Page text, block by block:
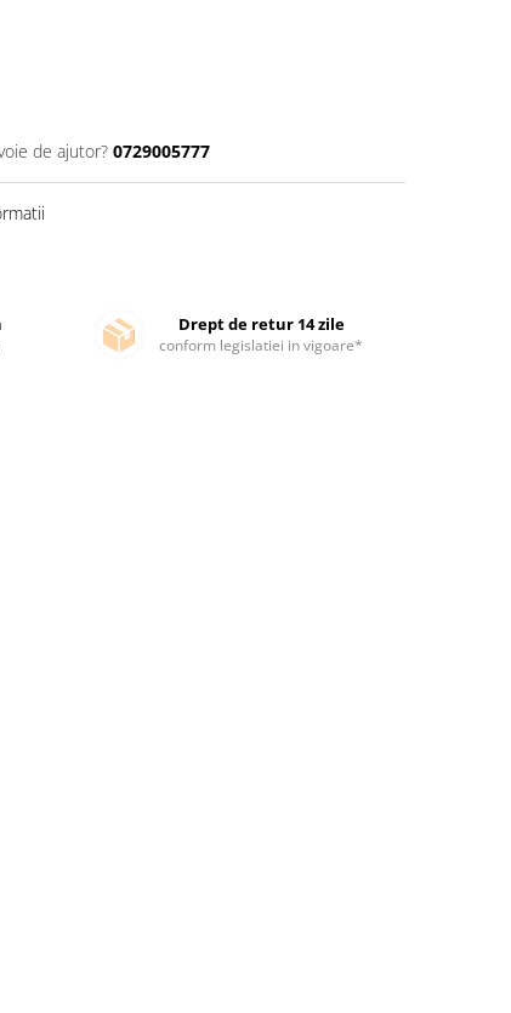
de ajutor? 0729005777
Drept de retur 14 zile
conform legislatiei in vigoare*